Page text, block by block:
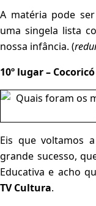
A matéria pode
uma singela lista
nossa infância. (
10º lugar – Cocoricó
Eis que voltamos
grande sucesso,
Educativa e acho
TV Cultura.